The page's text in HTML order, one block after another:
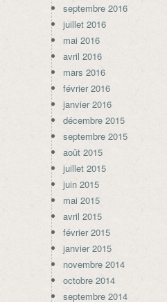
septembre 2016
juillet 2016
mai 2016
avril 2016
mars 2016
février 2016
janvier 2016
décembre 2015
septembre 2015
août 2015
juillet 2015
juin 2015
mai 2015
avril 2015
février 2015
janvier 2015
novembre 2014
octobre 2014
septembre 2014